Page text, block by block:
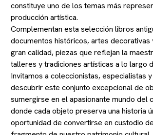
constituye uno de los temas más
producción artística.
Complementan esta selección libros
documentos históricos, artes decorativas
gran calidad, piezas que reflejan la
talleres y tradiciones artísticas a lo largo
Invitamos a coleccionistas, especialistas
descubrir este conjunto excepcional de
sumergirse en el apasionante mundo del
donde cada objeto preserva una historia
oportunidad de convertirse en custodio